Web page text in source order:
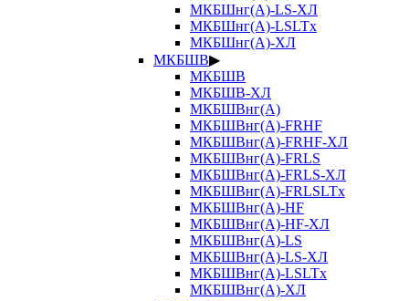
МКБШнг(А)-LS-ХЛ
МКБШнг(А)-LSLTx
МКБШнг(А)-ХЛ
МКБШВ▶
МКБШВ
МКБШВ-ХЛ
МКБШВнг(А)
МКБШВнг(А)-FRHF
МКБШВнг(А)-FRHF-ХЛ
МКБШВнг(А)-FRLS
МКБШВнг(А)-FRLS-ХЛ
МКБШВнг(А)-FRLSLTx
МКБШВнг(А)-HF
МКБШВнг(А)-HF-ХЛ
МКБШВнг(А)-LS
МКБШВнг(А)-LS-ХЛ
МКБШВнг(А)-LSLTx
МКБШВнг(А)-ХЛ